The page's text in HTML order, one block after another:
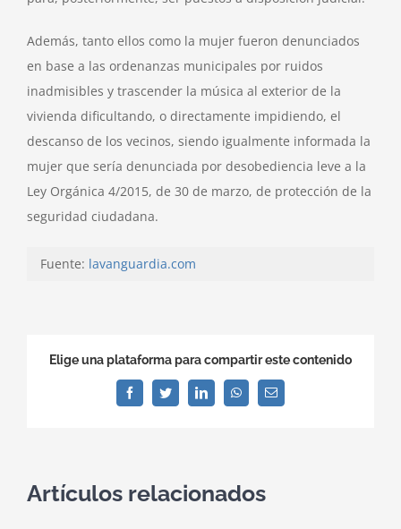
Además, tanto ellos como la mujer fueron denunciados
en base a las ordenanzas municipales por ruidos
inadmisibles y trascender la música al exterior de la
vivienda dificultando, o directamente impidiendo, el
descanso de los vecinos, siendo igualmente informada la
mujer que sería denunciada por desobediencia leve a la
Ley Orgánica 4/2015, de 30 de marzo, de protección de la
seguridad ciudadana.
Fuente: lavanguardia.com
Elige una plataforma para compartir este contenido
FacebookTwitterLinkedInWhatsAppCorreo
electrónico
Artículos relacionados